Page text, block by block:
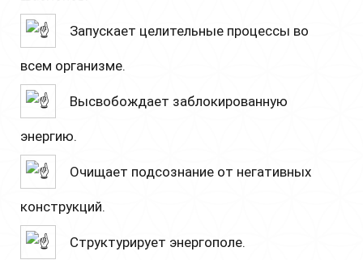
Запускает целительные процессы во
всем организме.
Высвобождает заблокированную
энергию.
Очищает подсознание от негативных
конструкций.
Структурирует энергополе.